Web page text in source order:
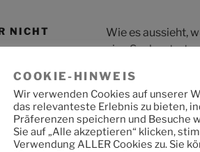
NICHT
Wie es aussieht,
eine Suche
Suche
nach:
COOKIE-HINWEIS
Wir verwenden Cookies auf unserer
das relevanteste Erlebnis zu bieten,
Präferenzen speichern und Besuche
Sie auf „Alle akzeptieren“ klicken,
Verwendung ALLER Cookies zu. Sie